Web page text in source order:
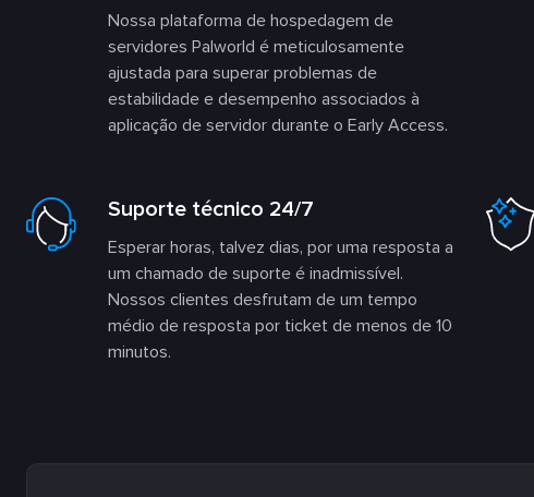
Nossa plataforma de hospedagem de
servidores Palworld é meticulosamente
ajustada para superar problemas de
estabilidade e desempenho associados à
aplicação de servidor durante o Early Access.
Suporte técnico 24/7
Esperar horas, talvez dias, por uma resposta a
um chamado de suporte é inadmissível.
Nossos clientes desfrutam de um tempo
médio de resposta por ticket de menos de 10
minutos.